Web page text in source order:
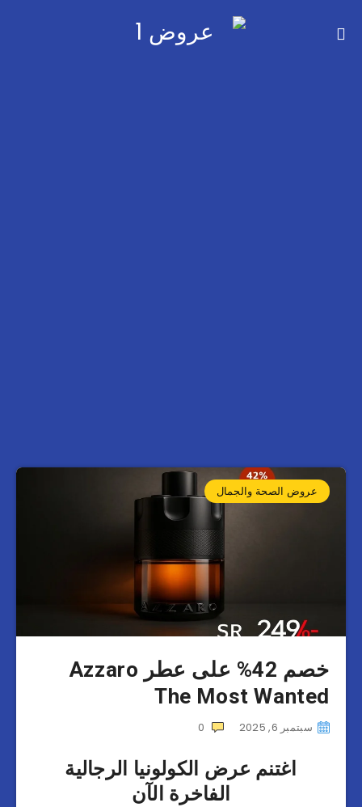
عروض الصحة والجمال
خصم 42% على عطر Azzaro
The Most Wanted
سبتمبر 6, 2025 0
اغتنم عرض الكولونيا الرجالية
الفاخرة الآن